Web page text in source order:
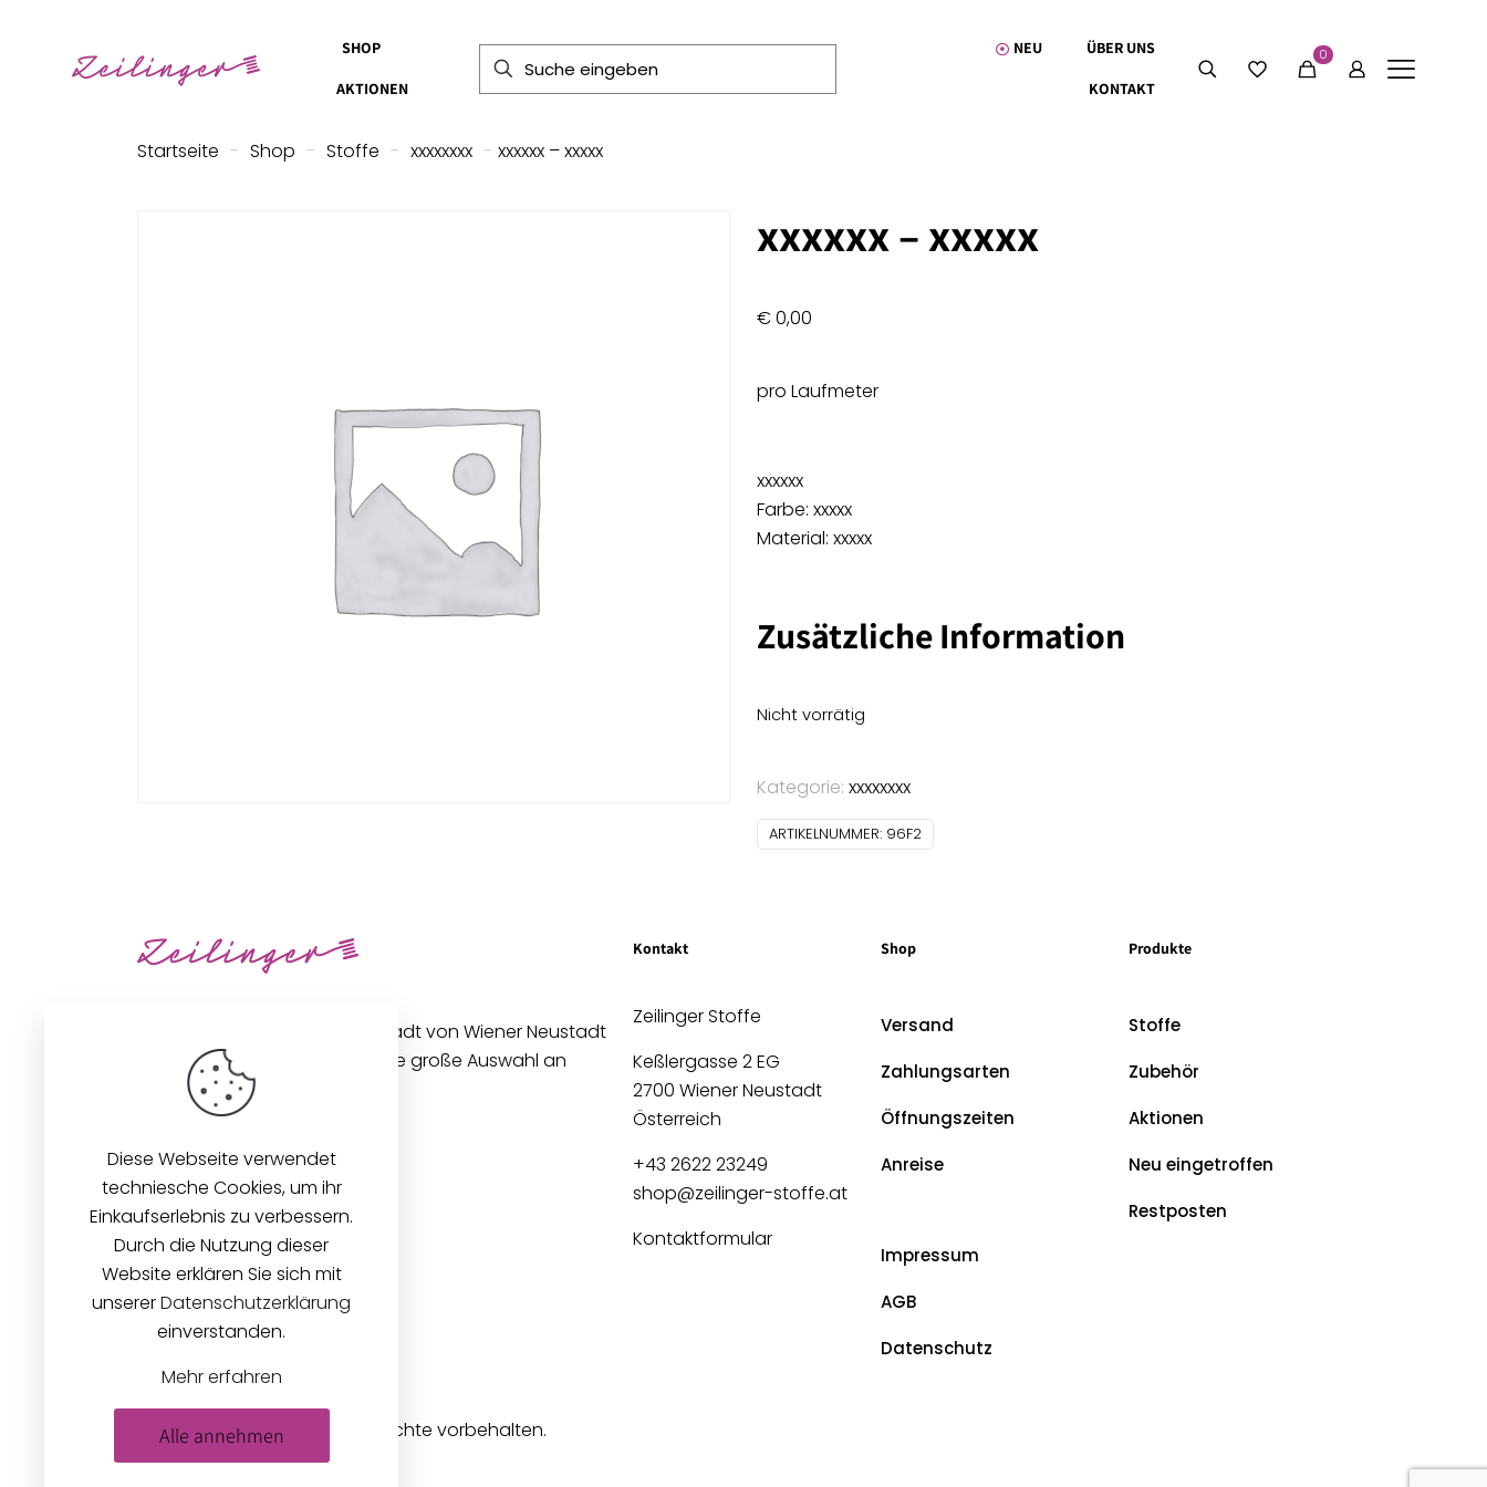
SHOP
AKTIONEN
NEU ÜBER UNS
KONTAKT
0
Startseite - Shop - Stoffe - xxxxxxxx - xxxxxx – xxxxx
xxxxxx – xxxxx
€0,00
pro Laufmeter
xxxxxx
Farbe: xxxxx
Material: xxxxx
Zusätzliche Information
Nicht vorrätig
Kategorie: xxxxxxxx
ARTIKELNUMMER: 96F2
Unseren Betrieb in der Innenstadt von Wiener Neustadt
gibt es seit 1896. Wir bieten eine große Auswahl an
Stoffen und Zubehör an.
Kontakt
Zeilinger Stoffe
Keßlergasse 2 EG
2700 Wiener Neustadt
Österreich
+43 2622 23249
shop@zeilinger-stoffe.at
Kontaktformular
Shop
Versand
Zahlungsarten
Öffnungszeiten
Anreise
Impressum
AGB
Datenschutz
Produkte
Stoffe
Zubehör
Aktionen
Neu eingetroffen
Restposten
© 2026Zeilinger Stoffe . Alle Rechte vorbehalten.
Diese Webseite verwendet
techniesche Cookies, um ihr
Einkaufserlebnis zu verbessern.
Durch die Nutzung dieser
Website erklären Sie sich mit
unsererDatenschutzerklärung
einverstanden.
Mehr erfahren
Alle annehmen